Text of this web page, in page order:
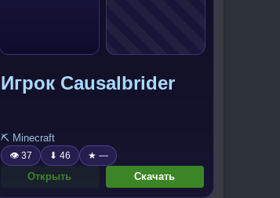
Игрок Causalbrider
⛏️ Minecraft
👁 37 ⬇ 46 ★ —
Открыть Скачать